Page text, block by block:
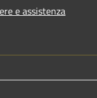
e assistenza